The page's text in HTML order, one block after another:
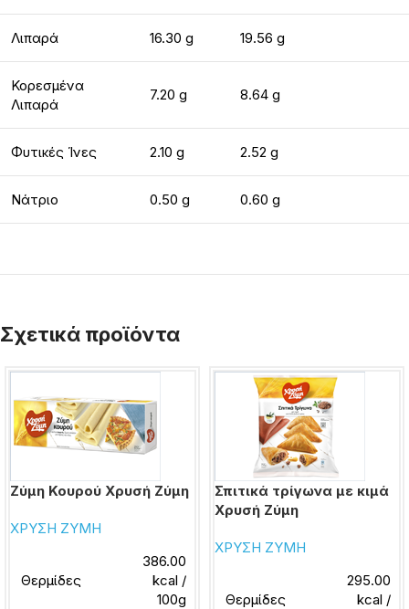
Λιπαρά 16.30 g 19.56 g
Κορεσμένα
Λιπαρά
7.20 g 8.64 g
Φυτικές Ίνες 2.10 g 2.52 g
Νάτριο 0.50 g 0.60 g
Σχετικά προϊόντα
Ζύμη Κουρού Χρυσή Ζύμη
ΧΡΥΣΗ ΖΥΜΗ
Θερμίδες
386.00
kcal /
100g
Σπιτικά τρίγωνα με κιμά
Χρυσή Ζύμη
ΧΡΥΣΗ ΖΥΜΗ
Θερμίδες
295.00
kcal /